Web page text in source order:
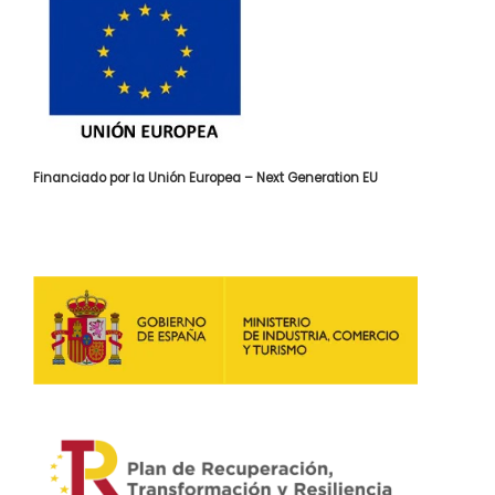
Financiado por la Unión Europea – Next Generation EU